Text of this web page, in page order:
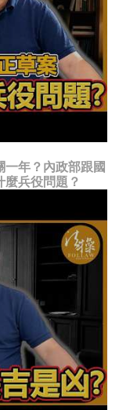
一年？內政部跟國
麼兵役問題？